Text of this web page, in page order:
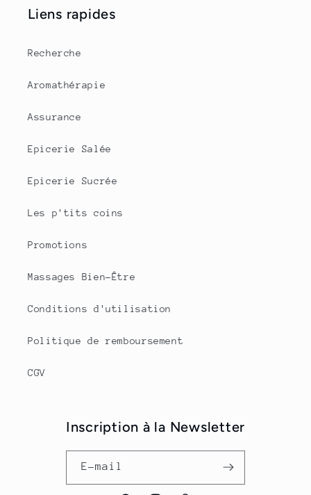
Liens rapides
Recherche
Aromathérapie
Assurance
Epicerie Salée
Epicerie Sucrée
Les p'tits coins
Promotions
Massages Bien-Être
Conditions d'utilisation
Politique de remboursement
CGV
Inscription à la Newsletter
E-mail